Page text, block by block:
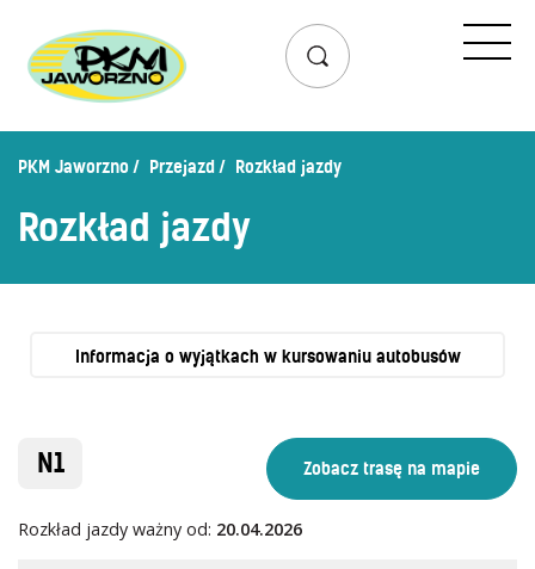
Przejazd
Lista przystanków
Zaplanuj podróż – wyszukiwarka połączeń
Mapa przystanków i połączeń
Schemat linii nocnych
Bilety
Uprawnienia do ulg
Regulamin przewozów
PKM Jaworzno Przejazd Rozkład jazdy
Rozkład jazdy
Informacja o wyjątkach w kursowaniu autobusów
N1
Rozkład jazdy ważny od: 20.04.2026